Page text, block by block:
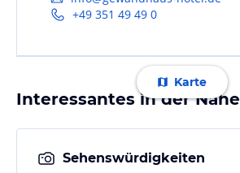
+49 351 49 49 0
Karte
Interessantes in der Nähe
Sehenswürdigkeiten